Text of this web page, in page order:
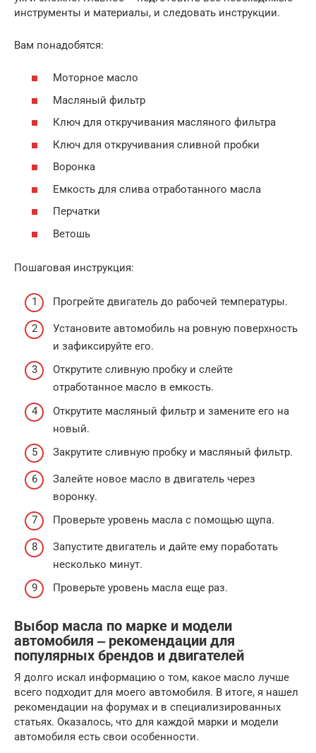
инструменты и материалы, и следовать инструкции.
Вам понадобятся:
Моторное масло
Масляный фильтр
Ключ для откручивания масляного фильтра
Ключ для откручивания сливной пробки
Воронка
Емкость для слива отработанного масла
Перчатки
Ветошь
Пошаговая инструкция:
Прогрейте двигатель до рабочей температуры.
Установите автомобиль на ровную поверхность
и зафиксируйте его.
Открутите сливную пробку и слейте
отработанное масло в емкость.
Открутите масляный фильтр и замените его на
новый.
Закрутите сливную пробку и масляный фильтр.
Залейте новое масло в двигатель через
воронку.
Проверьте уровень масла с помощью щупа.
Запустите двигатель и дайте ему поработать
несколько минут.
Проверьте уровень масла еще раз.
Выбор масла по марке и модели
автомобиля ‒ рекомендации для
популярных брендов и двигателей
Я долго искал информацию о том, какое масло лучше
всего подходит для моего автомобиля. В итоге, я нашел
рекомендации на форумах и в специализированных
статьях. Оказалось, что для каждой марки и модели
автомобиля есть свои особенности.